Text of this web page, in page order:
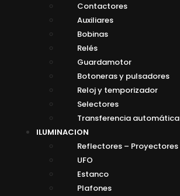
Contactores
Auxiliares
Bobinas
Relés
Guardamotor
Botoneras y pulsadores
Reloj y temporizador
Selectores
Transferencia automática
ILUMINACION
Reflectores – Proyectores
UFO
Estanco
Plafones